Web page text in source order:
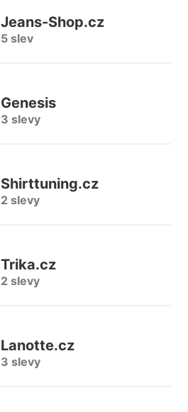
Jeans-Shop.cz
5 slev
Genesis
3 slevy
Shirttuning.cz
2 slevy
Trika.cz
2 slevy
Lanotte.cz
3 slevy